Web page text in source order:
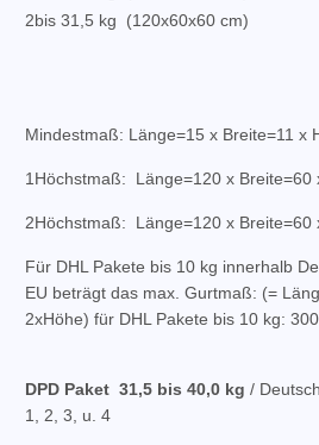
2bis 31,5 kg (120x60x60 cm)
Mindestmaß: Länge=15 x Breite=11 x
1 Höchstmaß: Länge=120 x Breite=60
2Höchstmaß: Länge=120 x Breite=60
Für DHL Pakete bis 10 kg innerhalb
EU beträgt das max. Gurtmaß: (=
2xHöhe)für DHL Pakete bis 10 kg: 300
DPD Paket 31,5 bis 40,0 kg /
1, 2, 3, u. 4